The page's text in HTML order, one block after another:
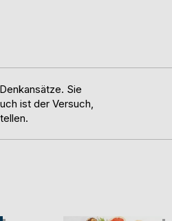
Sie
ist der Versuch,